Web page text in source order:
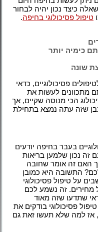
כיצד נכון יהיה לבחור
טיפול פסיכולוגי בחיפה.
כימיה יותר
שונה
פסיכולוגיים, כדאי
מתכוונים לעשות את
הכי מנוסה שקיים, אך
שזה עתה נמצא בתחילת
בעבר בחיפה יודעים
זה נכון שלמען בריאות
האם זה אומר שחובה
התשובה היא כמובן
על טיפול פסיכולוגי
מחירים. זה נשמע לכם
שתדעו שזה מאוד
פסיכולוגי בודקים את
אז למה שלא תעשו זאת גם